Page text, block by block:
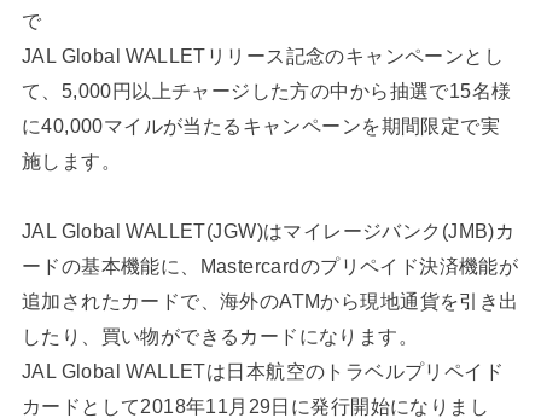
で
JAL Global WALLETリリース記念のキャンペーンとし
て、5,000円以上チャージした方の中から抽選で15名様
に40,000マイルが当たるキャンペーンを期間限定で実
施します。
JAL Global WALLET(JGW)はマイレージバンク(JMB)カ
ードの基本機能に、Mastercardのプリペイド決済機能が
追加されたカードで、海外のATMから現地通貨を引き出
したり、買い物ができるカードになります。
JAL Global WALLETは日本航空のトラベルプリペイド
カードとして2018年11月29日に発行開始になりまし